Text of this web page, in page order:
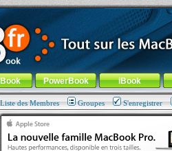
!
général-Aller au menu de la rubrique
PowerBook iBook
Liste des Membres Groupes S'enregistrer